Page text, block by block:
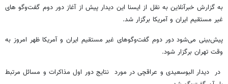
به گزارش خبرآنلاین به نقل از ایسنا این دیدار پیش از آغاز دور دوم گفت‌وگو های
غیر مستقیم ایران و آمریکا برگزار شد.
پیش‌بینی می‌شود دور دوم گفت‌وگوهای غیر مستقیم ایران و آمریکا ظهر امروز به
وقت تهران برگزار شود.
در دیدار البوسعیدی و عراقچی در مورد نتایج دور اول مذاکرات و مسائل مرتبط